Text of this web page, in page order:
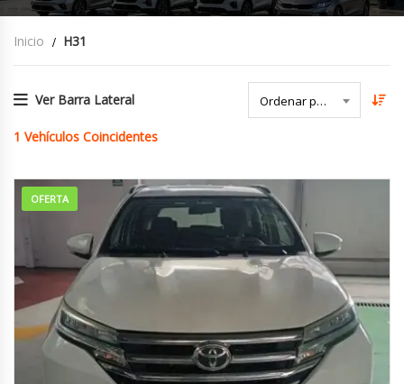
Inicio H31
Ver Barra Lateral Ordenar por Fecha
1 Vehículos Coincidentes
OFERTA